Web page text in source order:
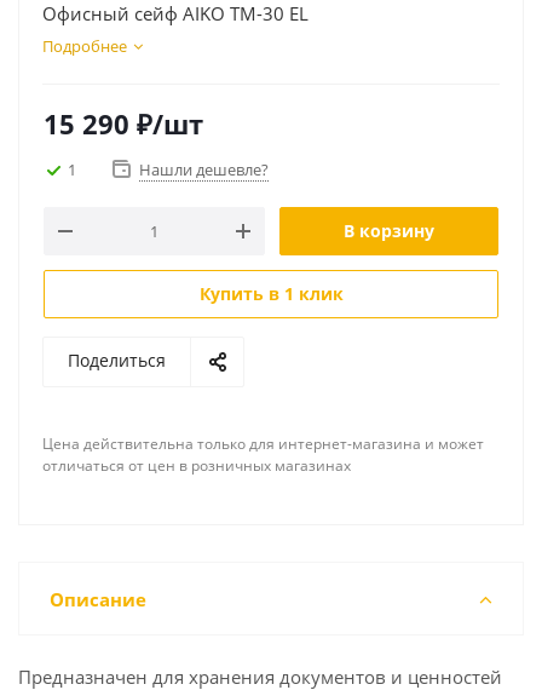
Офисный сейф AIKO ТМ-30 EL
Подробнее
15 290 ₽/шт
1 Нашли дешевле?
В корзину
Купить в 1 клик
Поделиться
Цена действительна только для интернет-магазина и может
отличаться от цен в розничных магазинах
Описание
Предназначен для хранения документов и ценностей